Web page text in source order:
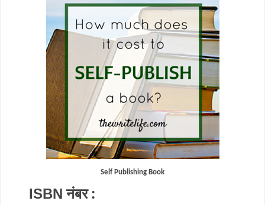
Self Publishing Book
ISBN नंबर :